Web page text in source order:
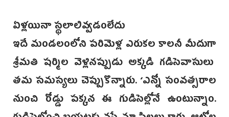
ఏళ్లయినా స్థలాలివ్వడంలేదు
ఇదే మండలంలోని పరిమెళ్ల ఎరుకల కాలనీ మీదుగా
శ్రీమతి షర్మిల వెళ్లినప్పుడు అక్కడి గడిసెవాసులు
తమ సమస్యలు చెప్పుకొన్నారు. ‘ఎన్నో సంవత్సరాల
నుంచి రోడ్డు పక్కన ఈ గుడిసెల్లోనే ఉంటున్నాం.